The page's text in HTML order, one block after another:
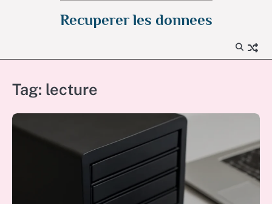
Recuperer les donnees
Tag: lecture